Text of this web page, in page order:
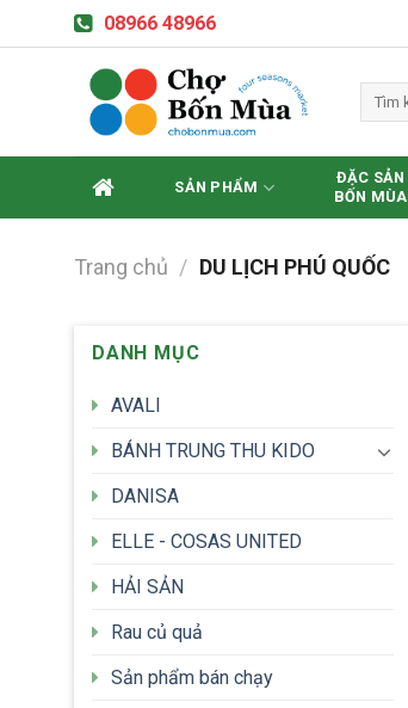
to
08966 48966
Tìm
SẢN PHẨM
ĐẶC SẢN
BỐN MÙA
Trang chủ / DU LỊCH PHÚ QUỐC
DANH MỤC
AVALI
BÁNH TRUNG THU KIDO
DANISA
ELLE - COSAS UNITED
HẢI SẢN
Rau củ quả
Sản phẩm bán chạy